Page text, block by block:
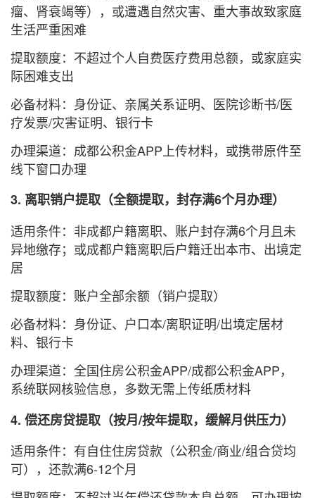
瘤、肾衰竭等），或遭遇自然灾害、重大事故致家庭
生活严重困难
提取额度：不超过个人自费医疗费用总额，或家庭实
际困难支出
必备材料：身份证、亲属关系证明、医院诊断书/医
疗发票/灾害证明、银行卡
办理渠道：成都公积金APP上传材料，或携带原件至
线下窗口办理
3. 离职销户提取（全额提取，封存满6个月办理）
适用条件：非成都户籍离职、账户封存满6个月且未
异地缴存；或成都户籍离职后户籍迁出本市、出境定
居
提取额度：账户全部余额（销户提取）
必备材料：身份证、户口本/离职证明/出境定居材
料、银行卡
办理渠道：全国住房公积金APP/成都公积金APP，
系统联网核验信息，多数无需上传纸质材料
4. 偿还房贷提取（按月/按年提取，缓解月供压力）
适用条件：有自住住房贷款（公积金/商业/组合贷均
可），还款满6-12个月